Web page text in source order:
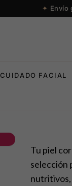
Envío
CUIDADO FACIAL
Tu piel
selección
nutritivos,